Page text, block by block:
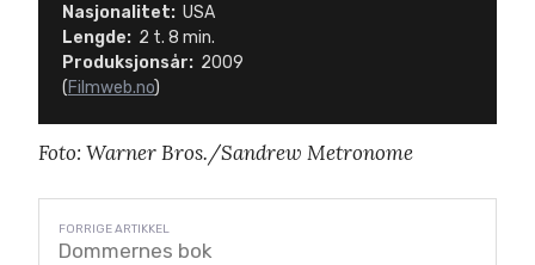
Nasjonalitet: USA
Lengde: 2 t. 8 min.
Produksjonsår: 2009
(Filmweb.no)
Foto: Warner Bros./Sandrew Metronome
Dommernes bok